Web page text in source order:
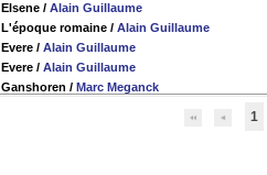
Elsene / Alain Guillaume
L'époque romaine / Alain Guillaume
Evere / Alain Guillaume
Evere / Alain Guillaume
Ganshoren / Marc Meganck
1